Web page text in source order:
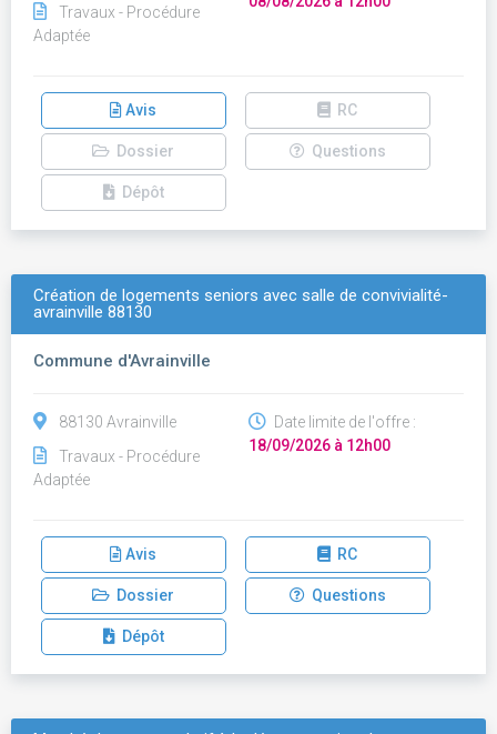
Travaux - Procédure
Adaptée
Avis RC
Dossier Questions
Dépôt
Création de logements seniors avec salle de convivialité-
avrainville 88130
Commune d'Avrainville
88130 Avrainville
Travaux - Procédure
Adaptée
Date limite de l'offre :
18/09/2026 à 12h00
Avis RC
Dossier Questions
Dépôt